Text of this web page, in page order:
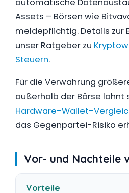
Assets – Börsen wie
meldepflichtig. Details zur
unser Ratgeber zu
Steuern.
Für die Verwahrung
außerhalb der Börse lohnt
Hardware-Wallet-
das Gegenpartei-Risiko
Vor- und Nachteile
Vorteile